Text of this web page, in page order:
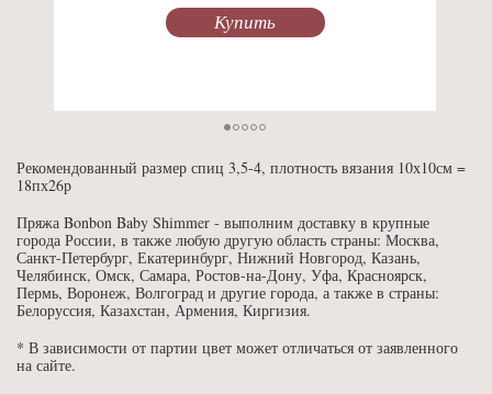
Купить
Рекомендованный размер спиц 3,5-4, плотность вязания 10х10см =
18пх26р
Пряжа Bonbon Baby Shimmer - выполним доставку в крупные
города России, в также любую другую область страны: Москва,
Санкт-Петербург, Екатеринбург, Нижний Новгород, Казань,
Челябинск, Омск, Самара, Ростов-на-Дону, Уфа, Красноярск,
Пермь, Воронеж, Волгоград и другие города, а также в страны:
Белоруссия, Казахстан, Армения, Киргизия.
* В зависимости от партии цвет может отличаться от заявленного
на сайте.